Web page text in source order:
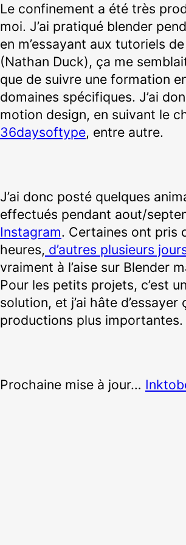
Le confinement a été très
moi. J’ai pratiqué blender
en m’essayant aux tutoriels de
(Nathan Duck), ça me
que de suivre une formation
domaines spécifiques. J’ai
motion design, en suivant le
36daysoftype, entre autre.
J’ai donc posté quelques
effectués pendant aout/
Instagram. Certaines ont pris
heures, d’autres plusieurs
vraiment à l’aise sur Blender
Pour les petits projets, c’est
solution, et j’ai hâte d’essayer
productions plus importantes.
Prochaine mise à jour…